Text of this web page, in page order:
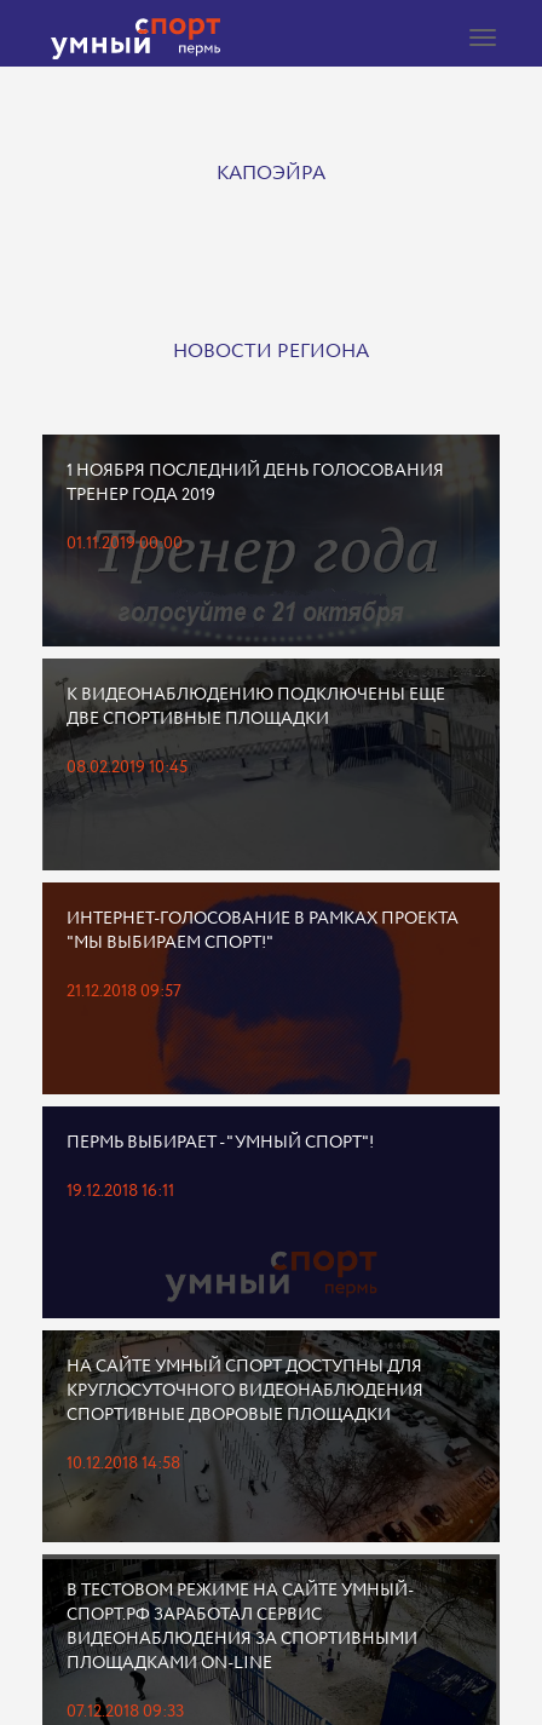
Toggle
КАПОЭЙРА
НОВОСТИ РЕГИОНА
1 НОЯБРЯ ПОСЛЕДНИЙ ДЕНЬ ГОЛОСОВАНИЯ
ТРЕНЕР ГОДА 2019
01.11.2019 00:00
К ВИДЕОНАБЛЮДЕНИЮ ПОДКЛЮЧЕНЫ ЕЩЕ
ДВЕ СПОРТИВНЫЕ ПЛОЩАДКИ
08.02.2019 10:45
ИНТЕРНЕТ-ГОЛОСОВАНИЕ В РАМКАХ ПРОЕКТА
"МЫ ВЫБИРАЕМ СПОРТ!"
21.12.2018 09:57
ПЕРМЬ ВЫБИРАЕТ - "УМНЫЙ СПОРТ"!
19.12.2018 16:11
НА САЙТЕ УМНЫЙ СПОРТ ДОСТУПНЫ ДЛЯ
КРУГЛОСУТОЧНОГО ВИДЕОНАБЛЮДЕНИЯ
СПОРТИВНЫЕ ДВОРОВЫЕ ПЛОЩАДКИ
10.12.2018 14:58
В ТЕСТОВОМ РЕЖИМЕ НА САЙТЕ УМНЫЙ-
СПОРТ.РФ ЗАРАБОТАЛ СЕРВИС
ВИДЕОНАБЛЮДЕНИЯ ЗА СПОРТИВНЫМИ
ПЛОЩАДКАМИ ON-LINE
07.12.2018 09:33